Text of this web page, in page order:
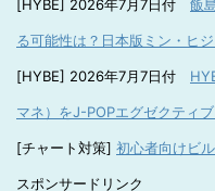
[HYBE] 2026年7月7日付 飯
る可能性は？日本版ミン・ヒ
[HYBE] 2026年7月7日付
マネ）をJ-POPエグゼクティ
[チャート対策] 初心者向けビ
スポンサードリンク